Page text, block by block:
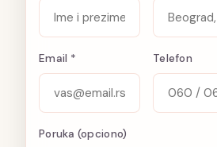
Email * Telefon
Poruka (opciono)